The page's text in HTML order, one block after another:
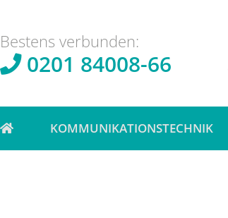
Bestens verbunden:
0201 84008-66
KOMMUNIKATIONSTECHNIK